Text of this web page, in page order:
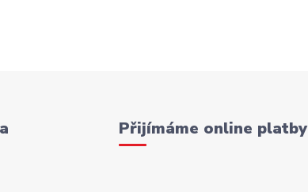
Přijímáme online platby